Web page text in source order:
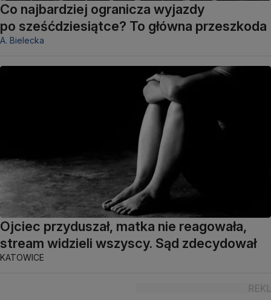
Co najbardziej ogranicza wyjazdy
po sześćdziesiątce? To główna przeszkoda
A. Bielecka
Ojciec przyduszał, matka nie reagowała,
stream widzieli wszyscy. Sąd zdecydował
KATOWICE